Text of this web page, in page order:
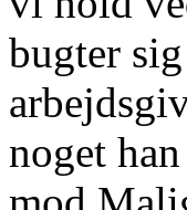
bugter
noget